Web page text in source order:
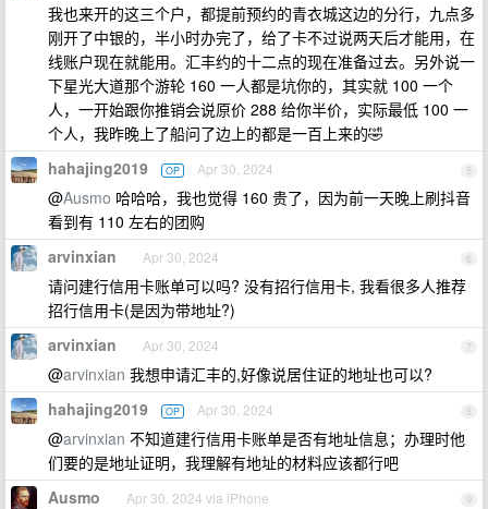
我也来开的这三个户，都提前预约的青衣城这边的分行，九点多
刚开了中银的，半小时办完了，给了卡不过说两天后才能用，在
线账户现在就能用。汇丰约的十二点的现在准备过去。另外说一
下星光大道那个游轮 160 一人都是坑你的，其实就 100 一个
人，一开始跟你推销会说原价 288 给你半价，实际最低 100 一
个人，我昨晚上了船问了边上的都是一百上来的🤣
5
hahajing2019 OP Apr 30, 2024
@Ausmo 哈哈哈，我也觉得 160 贵了，因为前一天晚上刷抖音
看到有 110 左右的团购
6
arvinxian Apr 30, 2024
请问建行信用卡账单可以吗? 没有招行信用卡, 我看很多人推荐
招行信用卡(是因为带地址?)
7
arvinxian Apr 30, 2024
@arvinxian 我想申请汇丰的,好像说居住证的地址也可以?
8
hahajing2019 OP Apr 30, 2024
@arvinxian 不知道建行信用卡账单是否有地址信息；办理时他
们要的是地址证明，我理解有地址的材料应该都行吧
9
Ausmo Apr 30, 2024 via iPhone